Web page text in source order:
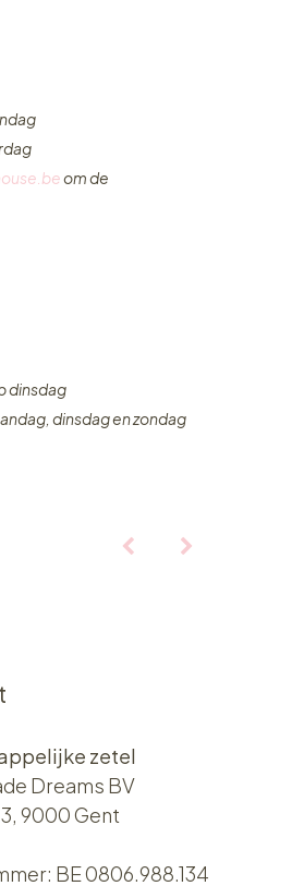
om de
dinsdag
dinsdag en zondag
zetel
Dreams BV
9000 Gent
BE 0806.988.134